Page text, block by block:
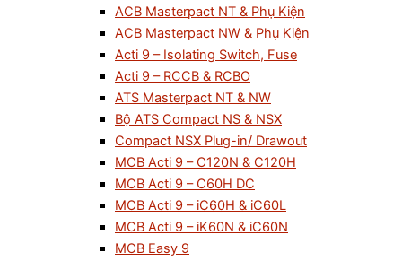
ACB Masterpact NT & Phụ Kiện
ACB Masterpact NW & Phụ Kiện
Acti 9 – Isolating Switch, Fuse
Acti 9 – RCCB & RCBO
ATS Masterpact NT & NW
Bộ ATS Compact NS & NSX
Compact NSX Plug-in/ Drawout
MCB Acti 9 – C120N & C120H
MCB Acti 9 – C60H DC
MCB Acti 9 – iC60H & iC60L
MCB Acti 9 – iK60N & iC60N
MCB Easy 9